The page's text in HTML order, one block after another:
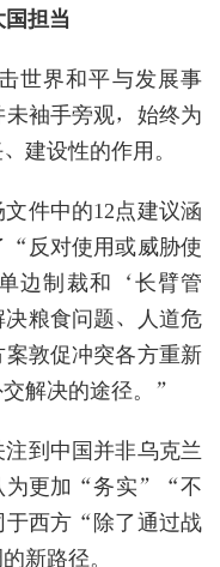
担当
世界和平与发展事
袖手旁观，始终为
建设性的作用。
件中的12点建议涵
“反对使用或威胁使
边制裁和‘长臂管
粮食问题、人道危
敦促冲突各方重新
解决的途径。”
到中国并非乌克兰
为更加“务实”“不
于西方“除了通过战
新路径。